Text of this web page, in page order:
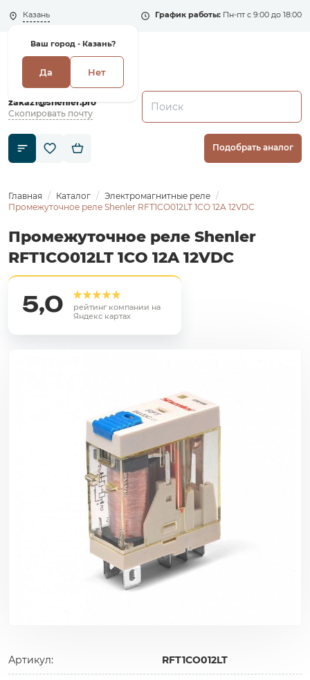
Казань
Ваш город - Казань?
Да Нет
График работы: Пн-пт с 9:00 до 18:00
+7 (495) 135-135-5
zakaz1@shenler.pro
Скопировать почту
Подобрать аналог
Главная Каталог
Электромагнитные реле
Промежуточное реле Shenler RFT1CO012LT 1CO 12A 12VDC
Промежуточное реле Shenler
RFT1CO012LT 1CO 12A 12VDC
5,0
рейтинг компании на
Яндекс картах
Артикул: RFT1CO012LT